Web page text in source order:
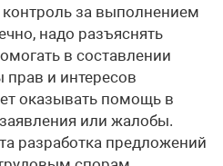
за выполнением
надо разъяснять
в составлении
и интересов
оказывать помощь в
или жалобы.
разработка предложений